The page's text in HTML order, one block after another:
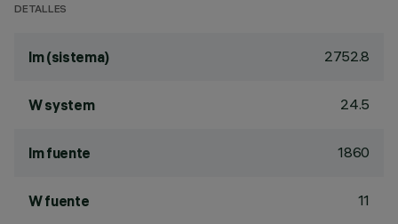
DETALLES
lm (sistema) 2752.8
W system 24.5
lm fuente 1860
W fuente 11